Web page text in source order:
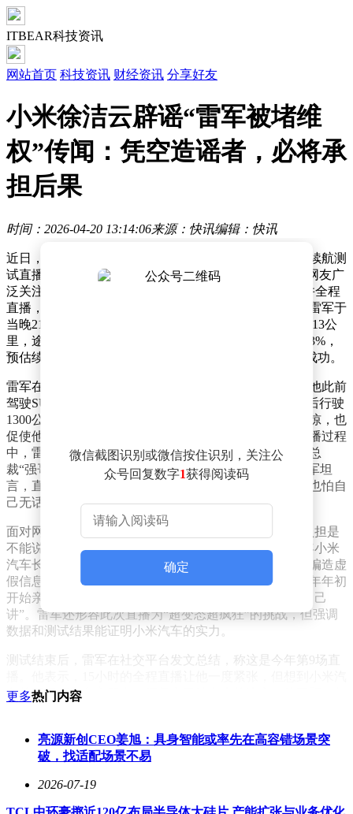
ITBEAR科技资讯
网站首页 科技资讯 财经资讯 分享好友
小米徐洁云辟谣“雷军被堵维
权”传闻：凭空造谣者，必将承
担后果
时间：2026-04-20 13:14:06来源：快讯编辑：快讯
近日，小米集团董事长雷军完成了一场备受瞩目的长途续航测
试直播，从北京到上海全程驾驶新一代小米SU7，引发网友广
泛关注。此次测试于清晨6时30分启动，雷军亲自参与并全程
直播，旨在验证车辆续航能力。经过15个小时的行驶，雷军于
当晚21时40分抵达上海5G未来中心，实际行驶里程达1313公
里，途中仅在山东临沭休息区充电一次，最终剩余电量3%，
预估续航还剩19公里，百公里电耗仅为14.6kWh，挑战成功。
雷军在直播中透露，此次测试并非临时起意，而是源于他此前
驾驶SU7标准版从北京到上海的经历。当时车辆充满电后行驶
1300公里高速，中间仅充一次电，这一数据让他感到震惊，也
促使他决定通过直播向公众展示新一代车型的性能。直播过程
中，雷军与小米汽车公关部总经理徐洁云、小米汽车副总
裁“强哥”一同出镜，三人轮流驾驶并分享测试感受。雷军坦
言，直播前他一度紧张，担心网友会因时长感到疲惫，也怕自
己无话可说，但最终还是选择直面压力。
面对网络舆情，雷军在直播中直言不讳：“最大的心理负担是
不能说错话，否则可能被恶意解读。”他提到，过去一年小米
汽车长期受到负面舆情影响，部分账号通过断章取义、编造虚
假信息等方式抹黑企业形象。为打破误解，他决定从今年年初
开始亲自站出来介绍产品，“与其让别人替我讲，不如自己
讲”。雷军还形容此次直播为“超变态超疯狂”的挑战，但强调
数据和测试结果能证明小米汽车的实力。
测试结束后，雷军在社交平台发文总结，称这是今年第9场直
车的工程师和车主朋友，便坚定了站出来的决心。他回顾16年
近年来，新能源汽车行业竞争加剧，网络“黑公关”“黑水军”现
企及高管，不仅损害企业声誉，也扰乱网络秩序。例如，2024
年6月，汽车行业大V“王悟空说车”因长期发布歪曲事实的言
微信截图识别或微信按住识别，关注公
众号回复数字1获得阅读码
确定
更多热门内容
亮源新创CEO姜旭：具身智能或率先在高容错场景突
破，找适配场景不易
2026-07-19